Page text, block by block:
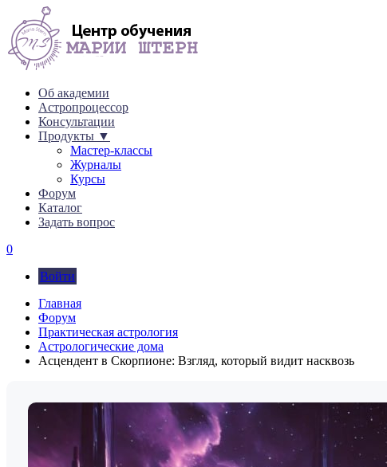
Об академии
Астропроцессор
Консультации
Продукты ▼
Мастер-классы
Журналы
Курсы
Форум
Каталог
Задать вопрос
0
Войти
Главная
Форум
Практическая астрология
Астрологические дома
Асцендент в Скорпионе: Взгляд, который видит насквозь